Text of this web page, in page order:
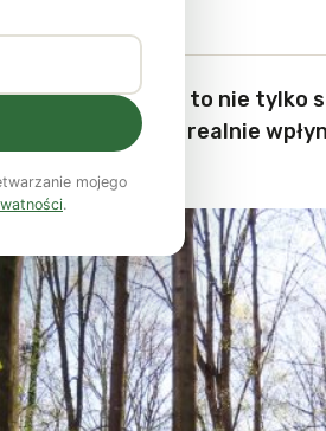
pod Bliżynem to nie tylko
myślenia mogą realnie
mojego
.